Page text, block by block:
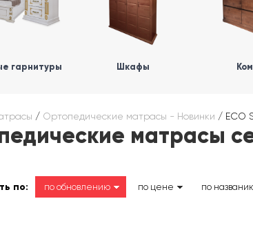
гарнитуры Шкафы
/ Ортопедические матрасы - Новинки / ECO
матрасы
по: по обновлению по цене по